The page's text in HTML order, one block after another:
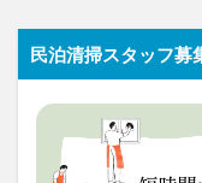
民泊清掃スタッフ募